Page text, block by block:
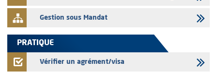
Gestion sous Mandat
PRATIQUE
Vérifier un agrément/visa